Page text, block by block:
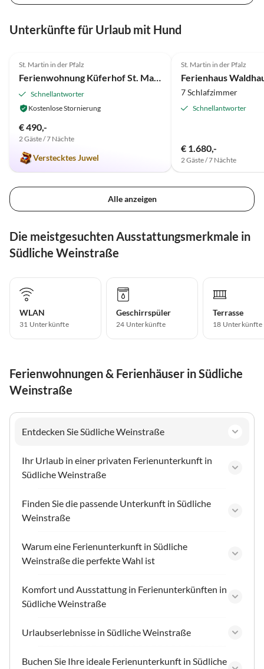
Unterkünfte für Urlaub mit Hund
St. Martin in der Pfalz
Ferienwohnung Küferhof St. Martin
Schnellantworter
Kostenlose Stornierung
€ 490,-
2 Gäste / 7 Nächte
Verstecktes Juwel
St. Martin in der Pfalz
Ferienhaus
7 Schlafzimmer
Schnellantworter
€ 1.680,-
2 Gäste / 7 Nächte
Alle anzeigen
Die meistgesuchten Ausstattungsmerkmale in
Südliche Weinstraße
WLAN
31 Unterkünfte
Geschirrspüler
24 Unterkünfte
Terrasse
18 Unterkünfte
Ferienwohnungen & Ferienhäuser in Südliche
Weinstraße
Entdecken Sie Südliche Weinstraße
Ihr Urlaub in einer privaten Ferienunterkunft in
Südliche Weinstraße
Finden Sie die passende Unterkunft in Südliche
Weinstraße
Warum eine Ferienunterkunft in Südliche
Weinstraße die perfekte Wahl ist
Komfort und Ausstattung in Ferienunterkünften in
Südliche Weinstraße
Urlaubserlebnisse in Südliche Weinstraße
Buchen Sie Ihre ideale Ferienunterkunft in Südliche